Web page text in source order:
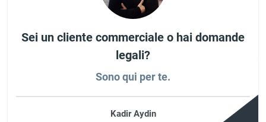
Sei un cliente commerciale o hai domande
legali?
Sono qui per te.
Kadir Aydin